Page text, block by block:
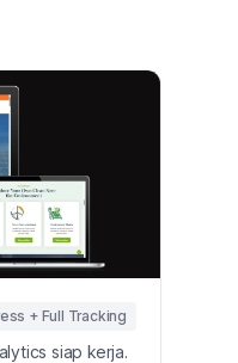
+ Full Tracking
siap kerja.